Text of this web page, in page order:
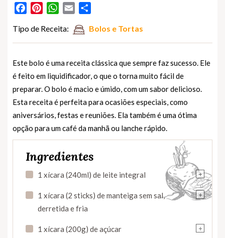
FacebookPinterestWhatsApp
Email
Tipo de Receita: Bolos e Tortas
Este bolo é uma receita clássica que sempre faz sucesso. Ele
é feito em liquidificador, o que o torna muito fácil de
preparar. O bolo é macio e úmido, com um sabor delicioso.
Esta receita é perfeita para ocasiões especiais, como
aniversários, festas e reuniões. Ela também é uma ótima
opção para um café da manhã ou lanche rápido.
Ingredientes
+
1 xícara (240ml) de leite integral
+
1 xícara (2 sticks) de manteiga sem sal,
derretida e fria
+
1 xícara (200g) de açúcar